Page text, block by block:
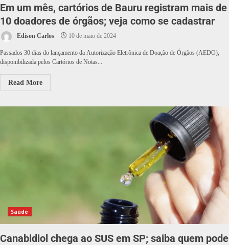
Em um mês, cartórios de Bauru registram mais de
10 doadores de órgãos; veja como se cadastrar
Edison Carlos 10 de maio de 2024
Passados 30 dias do lançamento da Autorização Eletrônica de Doação de Órgãos (AEDO),
disponibilizada pelos Cartórios de Notas...
Read More
Saúde
Canabidiol chega ao SUS em SP; saiba quem pode